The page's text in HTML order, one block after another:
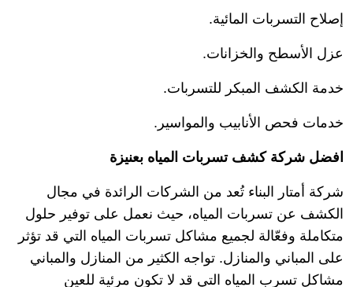
إصلاح التسربات المائية.
عزل الأسطح والخزانات.
خدمة الكشف المبكر للتسربات.
خدمات فحص الأنابيب والمواسير.
افضل شركة كشف تسربات المياه بعنيزة
شركة أمتار البناء تُعد من الشركات الرائدة في مجال
الكشف عن تسربات المياه، حيث نعمل على توفير حلول
متكاملة وفعّالة لجميع مشاكل تسربات المياه التي قد تؤثر
على المباني والمنازل. تواجه الكثير من المنازل والمباني
مشاكل تسرب المياه التي قد لا تكون مرئية للعين